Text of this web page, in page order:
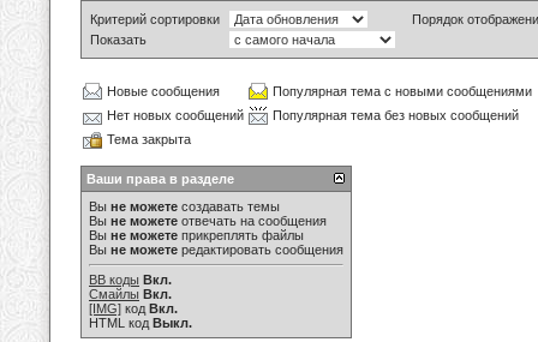
Критерий сортировки
Порядок
Показать
Новые сообщения
Популярная тема с новыми сообщениями
Нет новых сообщений
Популярная тема без новых сообщений
Тема закрыта
Ваши права в разделе
Вы не можете создавать темы
Вы не можете отвечать на сообщения
Вы не можете прикреплять файлы
Вы не можете редактировать сообщения
BB коды Вкл.
Смайлы Вкл.
[IMG] код Вкл.
HTML код Выкл.